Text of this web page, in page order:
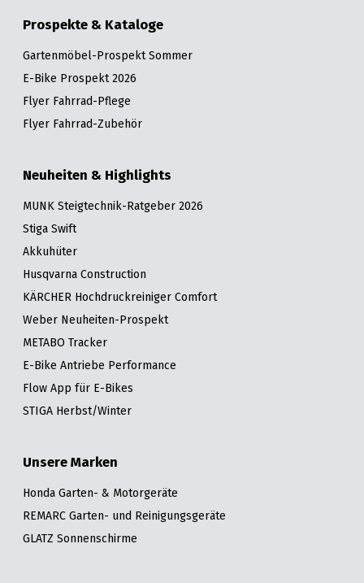
Prospekte & Kataloge
Gartenmöbel-Prospekt Sommer
E-Bike Prospekt 2026
Flyer Fahrrad-Pflege
Flyer Fahrrad-Zubehör
Neuheiten & Highlights
MUNK Steigtechnik-Ratgeber 2026
Stiga Swift
Akkuhüter
Husqvarna Construction
KÄRCHER Hochdruckreiniger Comfort
Weber Neuheiten-Prospekt
METABO Tracker
E-Bike Antriebe Performance
Flow App für E-Bikes
STIGA Herbst/Winter
Unsere Marken
Honda Garten- & Motorgeräte
REMARC Garten- und Reinigungsgeräte
GLATZ Sonnenschirme